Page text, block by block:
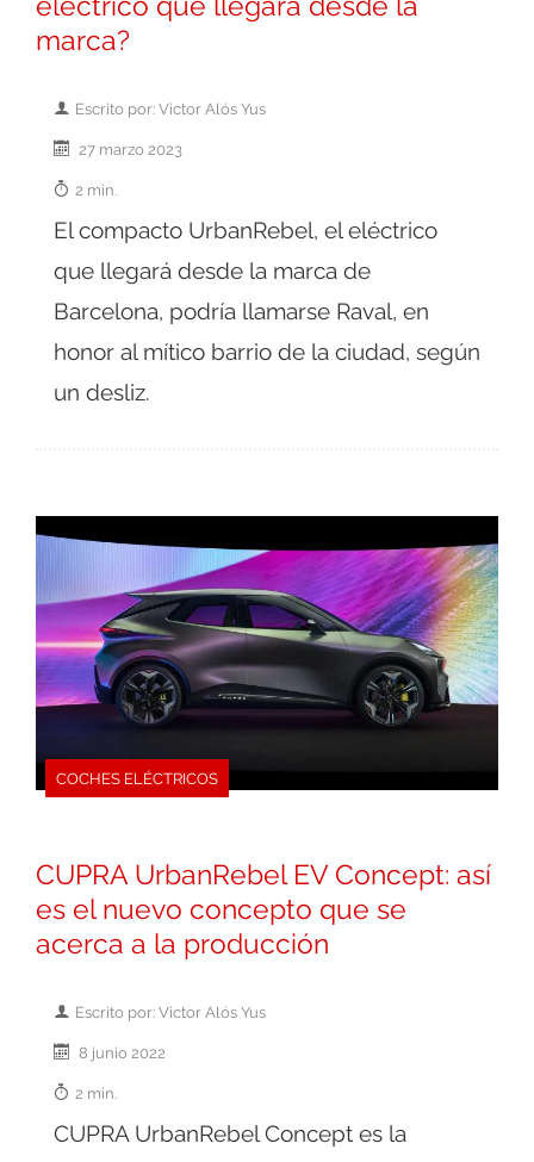
marca?
Escrito por: Victor Alós Yus
27 marzo 2023
2 min.
El compacto UrbanRebel, el eléctrico
que llegará desde la marca de
Barcelona, podría llamarse Raval, en
honor al mítico barrio de la ciudad, según
un desliz.
COCHES ELÉCTRICOS
CUPRA UrbanRebel EV Concept: así
es el nuevo concepto que se
acerca a la producción
Escrito por: Victor Alós Yus
8 junio 2022
2 min.
CUPRA UrbanRebel Concept es la